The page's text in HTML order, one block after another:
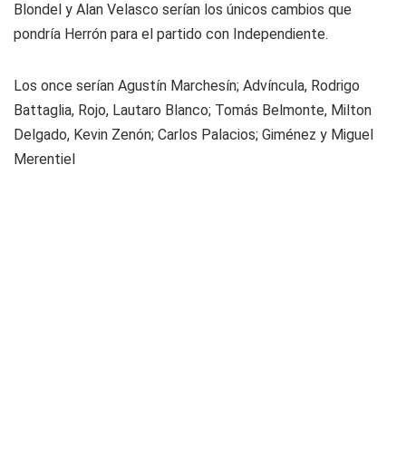
Blondel y Alan Velasco serían los únicos cambios que
pondría Herrón para el partido con Independiente.
Los once serían Agustín Marchesín; Advíncula, Rodrigo
Battaglia, Rojo, Lautaro Blanco; Tomás Belmonte, Milton
Delgado, Kevin Zenón; Carlos Palacios; Giménez y Miguel
Merentiel